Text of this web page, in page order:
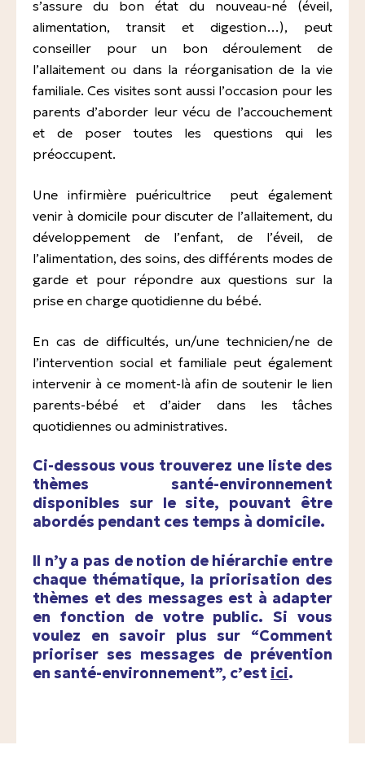
Expositions professionnelles
Accidents de la vie courante
Intervention à domicile pendant la grossesse
Consultation 1er trimestre de la grossesse
Consultation du 2 ème et 3 ème trimestre de la
grossesse
Préparation à la naissance et à la parentalité
maternité
Suivi du post-partum/nourrisson à domicile
Entretien post-natal précoce
Suivi post-natal
A domicile 0-2 ans
En milieu hospitalier
Suivi pédiatrique
s’assure du bon état du nouveau-né (éveil,
alimentation, transit et digestion…), peut
conseiller pour un bon déroulement de
l’allaitement ou dans la réorganisation de la vie
familiale. Ces visites sont aussi l’occasion pour les
parents d’aborder leur vécu de l’accouchement
et de poser toutes les questions qui les
préoccupent.
Une infirmière puéricultrice peut également
venir à domicile pour discuter de l’allaitement, du
développement de l’enfant, de l’éveil, de
l’alimentation, des soins, des différents modes de
garde et pour répondre aux questions sur la
prise en charge quotidienne du bébé.
En cas de difficultés, un/une technicien/ne de
l’intervention social et familiale peut également
intervenir à ce moment-là afin de soutenir le lien
parents-bébé et d’aider dans les tâches
quotidiennes ou administratives.
Ci-dessous vous trouverez une liste des
thèmes santé-environnement
disponibles sur le site, pouvant être
abordés pendant ces temps à domicile.
Il n’y a pas de notion de hiérarchie entre
chaque thématique, la priorisation des
thèmes et des messages est à adapter
en fonction de votre public. Si vous
voulez en savoir plus sur “Comment
prioriser ses messages de prévention
en santé-environnement”, c’est ici.